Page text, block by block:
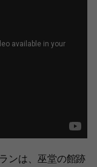
ンは、巫堂の館跡